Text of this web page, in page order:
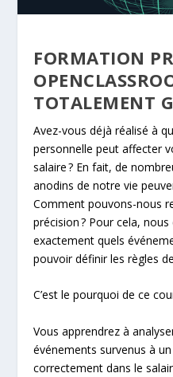
FORMATION
TOTALEMENT
Avez-vous déjà réalisé à
personnelle peut affecter
salaire ? En fait, de
anodins de notre vie
Comment pouvons-nous
précision ? Pour cela,
exactement quels
pouvoir définir les règles
C’est le pourquoi de ce
Vous apprendrez à
événements survenus à
correctement dans le